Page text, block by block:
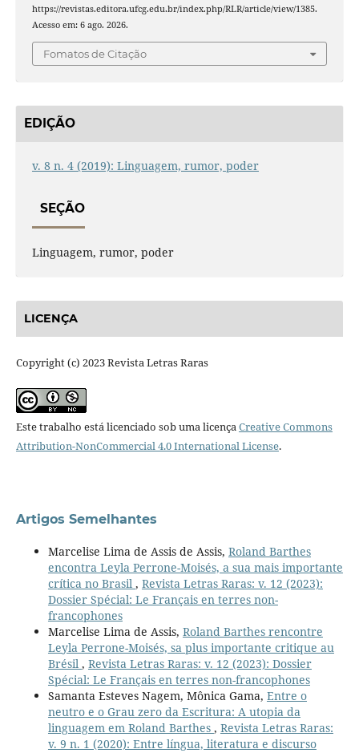
https://revistas.editora.ufcg.edu.br/index.php/RLR/article/view/1385.
Acesso em: 6 ago. 2026.
Fomatos de Citação
EDIÇÃO
v. 8 n. 4 (2019): Linguagem, rumor, poder
SEÇÃO
Linguagem, rumor, poder
LICENÇA
Copyright (c) 2023 Revista Letras Raras
Este trabalho está licenciado sob uma licençaCreative Commons
Attribution-NonCommercial 4.0 International License.
Artigos Semelhantes
Marcelise Lima de Assis de Assis, Roland Barthes
encontra Leyla Perrone-Moisés, a sua mais importante
crítica no Brasil , Revista Letras Raras: v. 12 (2023):
Dossier Spécial: Le Français en terres non-
francophones
Marcelise Lima de Assis, Roland Barthes rencontre
Leyla Perrone-Moisés, sa plus importante critique au
Brésil , Revista Letras Raras: v. 12 (2023): Dossier
Spécial: Le Français en terres non-francophones
Samanta Esteves Nagem, Mônica Gama, Entre o
neutro e o Grau zero da Escritura: A utopia da
linguagem em Roland Barthes , Revista Letras Raras:
v. 9 n. 1 (2020): Entre língua, literatura e discurso